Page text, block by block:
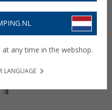
at any time in the webshop.
LANGUAGE